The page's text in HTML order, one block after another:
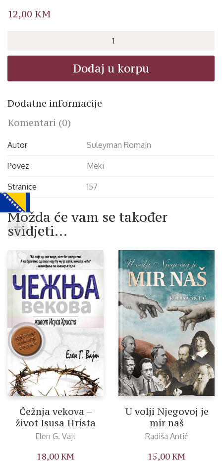
12,00 KM
rajem
Dodaj u korpu
Dodatne informacije
Komentari (0)
Autor Suleyman Romain
Povez Meki
Stranice 157
Možda će vam se također
svidjeti…
Čežnja vekova –
život Isusa Hrista
Elen G. Vajt
18,00KM
U volji Njegovoj je
mir naš
Radiša Antić
15,00KM